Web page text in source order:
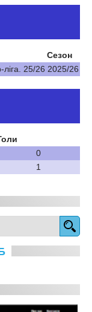
Сезон
25/26 2025/26
0
1